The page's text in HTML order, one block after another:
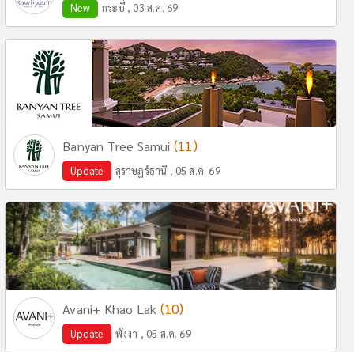
New กระบี่ , 03 ส.ค. 69
Banyan Tree Samui (11)
Update สุราษฎร์ธานี , 05 ส.ค. 69
Avani+ Khao Lak (10)
Update พังงา , 05 ส.ค. 69